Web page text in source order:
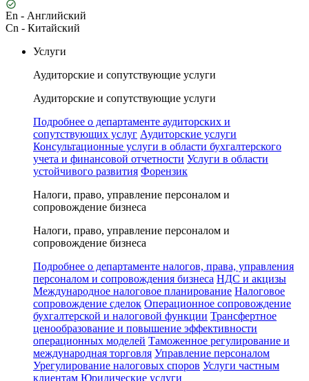
En - Английский
Cn - Китайский
Услуги
Аудиторские и сопутствующие услуги
Аудиторские и сопутствующие услуги
Подробнее о департаменте аудиторских и
сопутствующих услуг Аудиторские услуги
Консультационные услуги в области бухгалтерского
учета и финансовой отчетности Услуги в области
устойчивого развития Форензик
Налоги, право, управление персоналом и
сопровождение бизнеса
Налоги, право, управление персоналом и
сопровождение бизнеса
Подробнее о департаменте налогов, права, управления
персоналом и сопровождения бизнеса НДС и акцизы
Международное налоговое планирование Налоговое
сопровождение сделок Операционное сопровождение
бухгалтерской и налоговой функции Трансфертное
ценообразование и повышение эффективности
операционных моделей Таможенное регулирование и
международная торговля Управление персоналом
Урегулирование налоговых споров Услуги частным
клиентам Юридические услуги